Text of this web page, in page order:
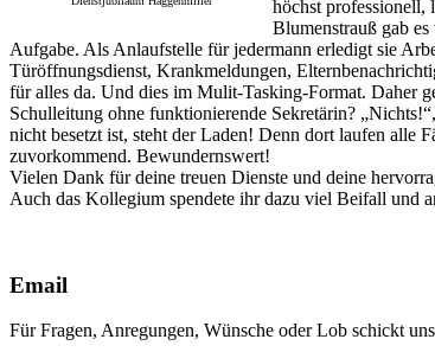
höchst professionell,
Blumenstrauß gab
Aufgabe. Als Anlaufstelle für jedermann erledigt sie
Türöffnungsdienst, Krankmeldungen,
für alles da. Und dies im Mulit-Tasking-Format. Daher
Schulleitung ohne funktionierende Sekretärin?
nicht besetzt ist, steht der Laden! Denn dort laufen alle
zuvorkommend. Bewundernswert!
Vielen Dank für deine treuen Dienste und deine
Auch das Kollegium spendete ihr dazu viel Beifall und
Email
Für Fragen, Anregungen, Wünsche oder Lob schickt